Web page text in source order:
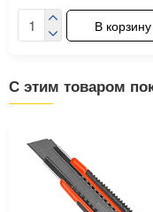
В корзину
С этим товаром